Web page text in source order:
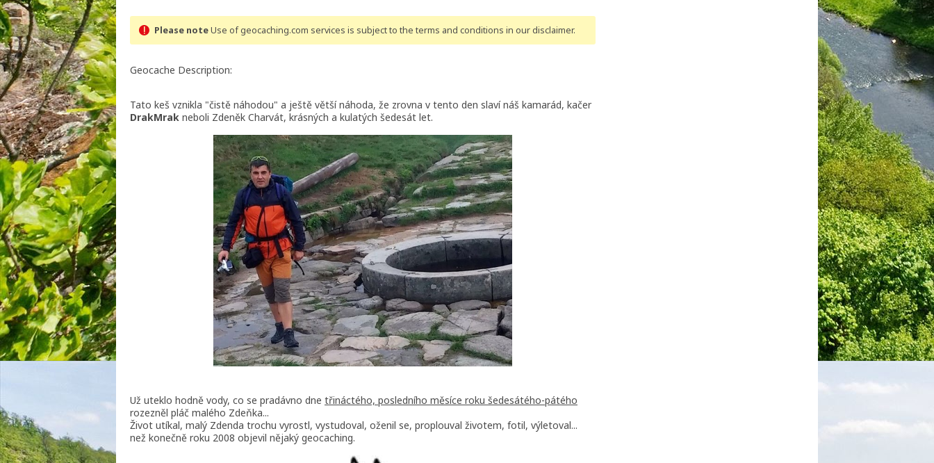
Please noteUse of geocaching.com services is subject to the terms and conditions in our disclaimer.
Geocache Description:
Tato keš vznikla "čistě náhodou" a ještě větší náhoda, že zrovna v tento den slaví náš kamarád, kačer
DrakMrak neboli Zdeněk Charvát, krásných a kulatých šedesát let.
Už uteklo hodně vody, co se pradávno dne třináctého, posledního měsíce roku šedesátého-pátého
rozezněl pláč malého Zdeňka...
Život utíkal, malý Zdenda trochu vyrostl, vystudoval, oženil se, proplouval životem, fotil, výletoval...
než konečně roku 2008 objevil nějaký geocaching.